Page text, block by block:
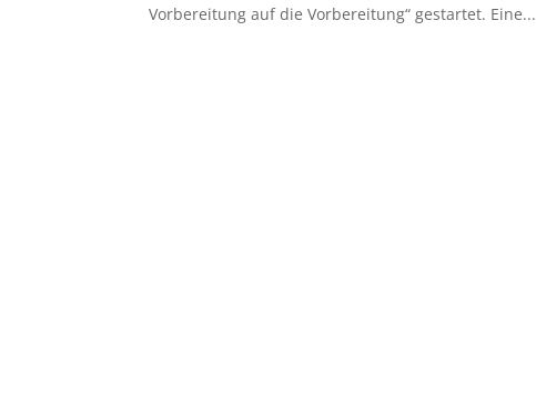
Vorbereitung auf die Vorbereitung“ gestartet. Eine...